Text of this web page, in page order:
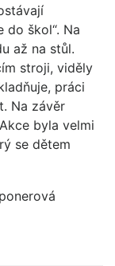
škol“. Na
až na stůl.
stroji, viděly
práci
Na závěr
byla velmi
se dětem